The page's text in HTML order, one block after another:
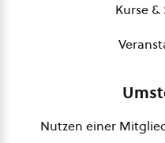
Kurse
Nutzen einer